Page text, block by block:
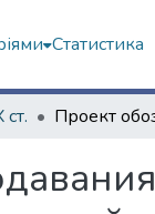
Статистика